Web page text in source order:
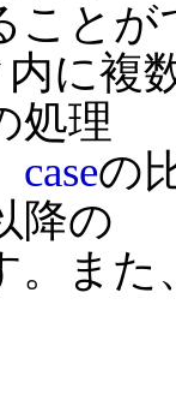
に複
処理
caseの
降の
。また